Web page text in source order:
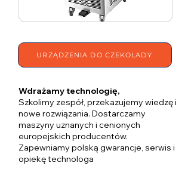
URZĄDZENIA DO CZEKOLADY
Wdrażamy technologię,
Szkolimy zespół, przekazujemy wiedzę i
nowe rozwiązania. Dostarczamy
maszyny uznanych i cenionych
europejskich producentów.
Zapewniamy polską gwarancje, serwis i
opiekę technologa